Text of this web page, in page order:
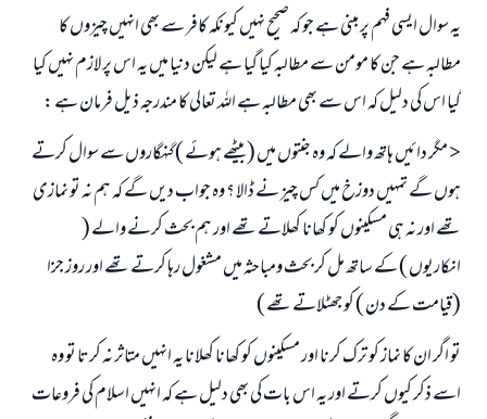
یہ سوال ایسی فہم پر مبنی ہے جو کہ صحیح نہیں کیونکہ کافر سے بھی انہیں چیزوں کا
مطالبہ ہے جن کا مومن سے مطالبہ کیا گیا ہے لیکن دنیا میں یہ اس پر لازم نہیں کیا
گیا اس کی دلیل کہ اس سے بھی مطالبہ ہے اللہ تعالی کا مندرجہ ذیل فرمان ہے :
< مگر دائیں ہاتھ والے کہ وہ جنتوں میں ( بیٹھے ہوئے ) گنہگاروں سے سوال کرتے
ہوں گے تمہیں دوزخ میں کس چیز نے ڈالا ؟ وہ جواب دیں گے کہ ہم نہ تو نمازی
تھے اور نہ ہی مسکینوں کو کھانا کھلاتے تھے اور ہم بحث کرنے والے (
انکاریوں ) کے ساتھ مل کر بحث ومباحثہ میں مشغول رہا کرتے تھے اور روز جزا
(قیامت کے دن ) کو جھٹلاتے تھے )
تو اگر ان کا نماز کو ترک کرنا اور مسکینوں کو کھانا کھلانا یہ انہیں متاثر نہ کرتا تو وہ
اسے ذکر کیوں کرتے اور یہ اس بات کی بھی دلیل ہے کہ انہیں اسلام کی فروعات